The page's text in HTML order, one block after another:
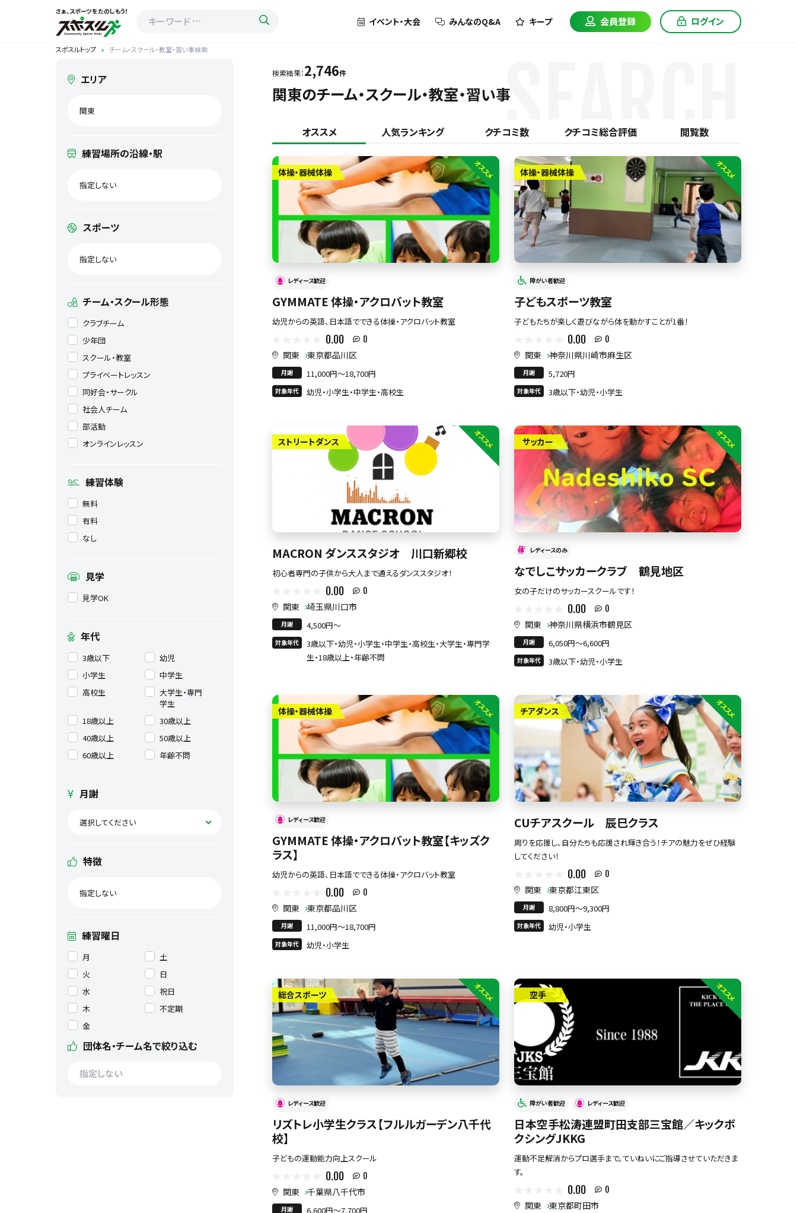
さぁ、スポーツをたのしもう！
イベント・大会 みんなのQ&A キープ 会員登録 ログイン
スポスルトップ チーム・スクール・教室・習い事検索 SEARCH
検索結果：2,746件
関東のチーム・スクール・教室・習い事
オススメ 人気ランキング クチコミ数 クチコミ総合評価 閲覧数
体操・器械体操 オススメ
レディース歓迎
GYMMATE 体操・アクロバット教室
幼児からの英語、日本語でできる体操・アクロバット教室
0.00 0
関東 東京都品川区
月謝 11,000円〜18,700円
対象年代 幼児・小学生・中学生・高校生
体操・器械体操 オススメ
障がい者歓迎
子どもスポーツ教室
子どもたちが楽しく遊びながら体を動かすことが1番！
0.00 0
関東 神奈川県川崎市麻生区
月謝 5,720円
対象年代 3歳以下・幼児・小学生
ストリートダンス オススメ
MACRON ダンススタジオ 川口新郷校
初心者専門の子供から大人まで通えるダンススタジオ！
0.00 0
関東 埼玉県川口市
月謝 4,500円〜
対象年代
3歳以下・幼児・小学生・中学生・高校生・大学生・専門学
生・18歳以上・年齢不問
サッカー オススメ
レディースのみ
なでしこサッカークラブ 鶴見地区
女の子だけのサッカースクールです！
0.00 0
関東 神奈川県横浜市鶴見区
月謝 6,050円〜6,600円
対象年代 3歳以下・幼児・小学生
体操・器械体操 オススメ
レディース歓迎
GYMMATE 体操・アクロバット教室【キッズク
ラス】
幼児からの英語、日本語でできる体操・アクロバット教室
0.00 0
関東 東京都品川区
月謝 11,000円〜18,700円
対象年代 幼児・小学生
チアダンス オススメ
CUチアスクール 辰巳クラス
周りを応援し、自分たちも応援され輝き合う！チアの魅力をぜひ経験
してください！
0.00 0
関東 東京都江東区
月謝 8,800円〜9,300円
対象年代 幼児・小学生
総合スポーツ オススメ
レディース歓迎
リズトレ小学生クラス【フルルガーデン八千代
校】
子どもの運動能力向上スクール
0.00 0
関東 千葉県八千代市
月謝 6,600円〜7,700円
空手 オススメ
障がい者歓迎 レディース歓迎
日本空手松涛連盟町田支部三宝館／キックボ
クシングJKKG
運動不足解消からプロ選手まで。ていねいにご指導させていただきま
す。
0.00 0
関東 東京都町田市
エリア
関東
練習場所の沿線・駅
指定しない
スポーツ
指定しない
チーム・スクール形態
クラブチーム
少年団
スクール・教室
プライベートレッスン
同好会・サークル
社会人チーム
部活動
オンラインレッスン
練習体験
無料
有料
なし
見学
見学OK
年代
3歳以下
幼児
小学生
中学生
高校生
大学生・専門
学生
18歳以上
30歳以上
40歳以上
50歳以上
60歳以上
年齢不問
月謝
選択してください
特徴
指定しない
練習曜日
月
土
火
日
水
祝日
木
不定期
金
団体名・チーム名で絞り込む